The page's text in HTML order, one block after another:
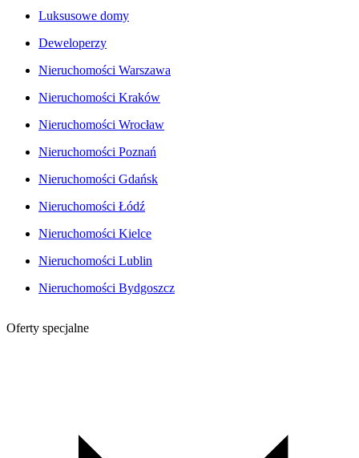
Luksusowe domy
Deweloperzy
Nieruchomości Warszawa
Nieruchomości Kraków
Nieruchomości Wrocław
Nieruchomości Poznań
Nieruchomości Gdańsk
Nieruchomości Łódź
Nieruchomości Kielce
Nieruchomości Lublin
Nieruchomości Bydgoszcz
Oferty specjalne